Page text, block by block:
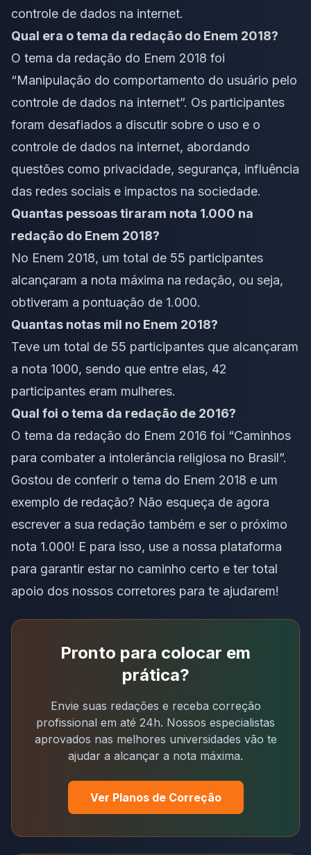
controle de dados na internet.
Qual era o tema da redação do Enem 2018?
O tema da redação do Enem 2018 foi
“Manipulação do comportamento do usuário pelo
controle de dados na internet”. Os participantes
foram desafiados a discutir sobre o uso e o
controle de dados na internet, abordando
questões como privacidade, segurança, influência
das redes sociais e impactos na sociedade.
Quantas pessoas tiraram nota 1.000 na
redação do Enem 2018?
No Enem 2018, um total de 55 participantes
alcançaram a nota máxima na redação, ou seja,
obtiveram a pontuação de 1.000.
Quantas notas mil no Enem 2018?
Teve um total de 55 participantes que alcançaram
a nota 1000, sendo que entre elas, 42
participantes eram mulheres.
Qual foi o tema da redação de 2016?
O tema da redação do Enem 2016 foi “Caminhos
para combater a intolerância religiosa no Brasil”.
Gostou de conferir o tema do Enem 2018 e um
exemplo de redação? Não esqueça de agora
escrever a sua redação também e ser o próximo
nota 1.000! E para isso, use a nossa plataforma
para garantir estar no caminho certo e ter total
apoio dos nossos corretores para te ajudarem!
Pronto para colocar em
prática?
Envie suas redações e receba correção
profissional em até 24h. Nossos especialistas
aprovados nas melhores universidades vão te
ajudar a alcançar a nota máxima.
Ver Planos de Correção